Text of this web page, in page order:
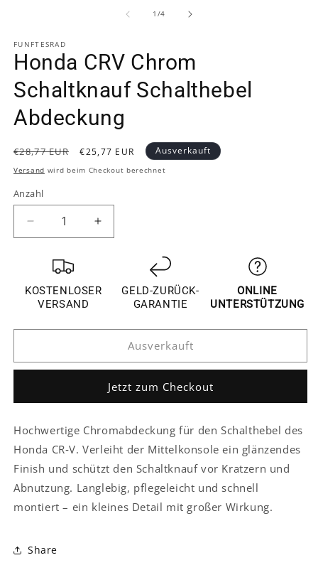
1 /von
4
FUNFTESRAD
Honda CRV Chrom
Schaltknauf Schalthebel
Abdeckung
Normaler
Preis
€28,77 EUR Verkaufspreis
€25,77 EUR Ausverkauft
Versand wird beim Checkout berechnet
Anzahl
Verringere
die
Menge
Honda
CRV
Schaltknauf
Abdeckung
Erhöhe
die
Honda
Schaltknauf
Schalthebel
Abdeckung
KOSTENLOSER
VERSAND
GELD-ZURÜCK-
GARANTIE
ONLINE
UNTERSTÜTZUNG
Ausverkauft
Jetzt zum Checkout
Hochwertige Chromabdeckung für den Schalthebel des
Honda CR‑V. Verleiht der Mittelkonsole ein glänzendes
Finish und schützt den Schaltknauf vor Kratzern und
Abnutzung. Langlebig, pflegeleicht und schnell
montiert – ein kleines Detail mit großer Wirkung.
Share